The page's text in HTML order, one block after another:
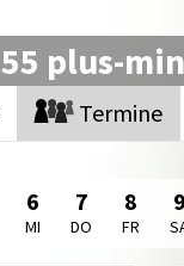
plus-
Termine
6
MI
7
DO
8
FR